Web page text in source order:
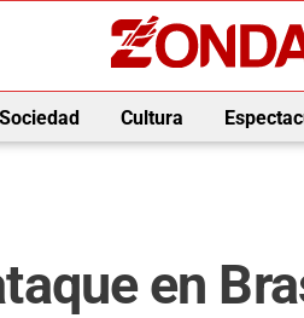
Sociedad Cultura
en